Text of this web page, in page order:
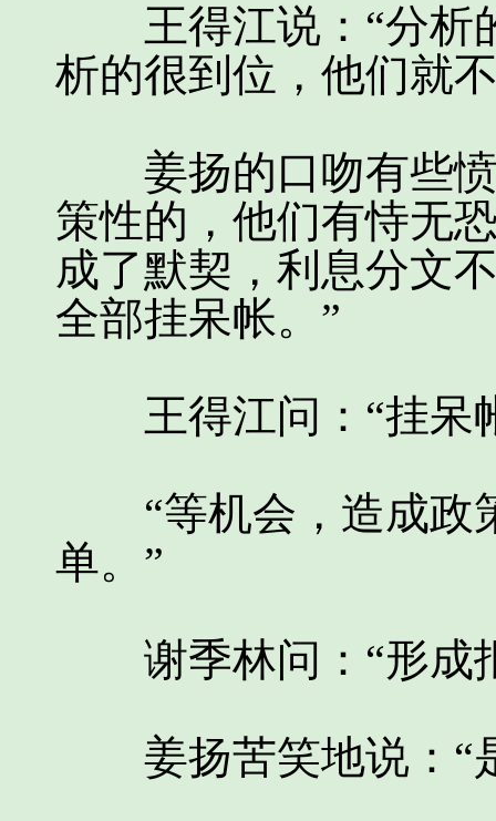
王得江说：“分析
析的很到位，他们就
姜扬的口吻有些愤
策性的，他们有恃无
成了默契，利息分文
全部挂呆帐。”
王得江问：“挂呆
“等机会，造成政
单。”
谢季林问：“形成
姜扬苦笑地说：“